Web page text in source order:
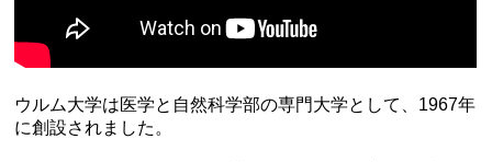
ウルム大学は医学と自然科学部の専門大学として、1967年
に創設されました。